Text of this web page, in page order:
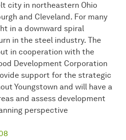
city in northeastern Ohio
and Cleveland. For many
in a downward spiral
in the steel industry. The
in cooperation with the
Development Corporation
support for the strategic
Youngstown and will have a
and assess development
perspective